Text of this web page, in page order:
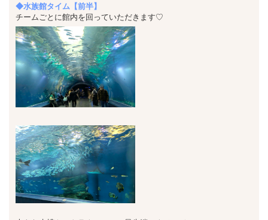
◆水族館タイム【前半】
チームごとに館内を回っていただきます♡